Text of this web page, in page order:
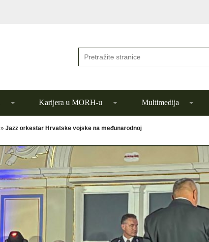
Karijera u MORH-u Multimedija
» Jazz orkestar Hrvatske vojske na međunarodnoj